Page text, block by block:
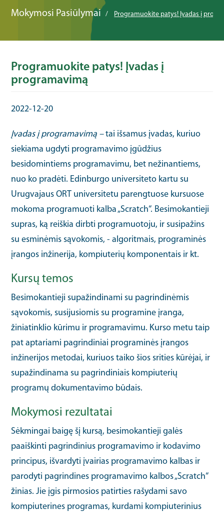
Mokymosi Pasiūlymai Programuokite patys! Įvadas į
Programuokite patys! Įvadas į
programavimą
2022-12-20
Įvadas į programavimą –tai išsamus įvadas, kuriuo
siekiama ugdyti programavimo įgūdžius
besidomintiems programavimu, bet nežinantiems,
nuo ko pradėti. Edinburgo universiteto kartu su
Urugvajaus ORT universitetu parengtuose kursuose
mokoma programuoti kalba „Scratch“. Besimokantieji
supras, ką reiškia dirbti programuotoju, ir susipažins
su esminėmis sąvokomis, - algoritmais, programinės
įrangos inžinerija, kompiuterių komponentais ir kt.
Kursų temos
Besimokantieji supažindinami su pagrindinėmis
sąvokomis, susijusiomis su programine įranga,
žiniatinklio kūrimu ir programavimu. Kurso metu taip
pat aptariami pagrindiniai programinės įrangos
inžinerijos metodai, kuriuos taiko šios srities kūrėjai, ir
supažindinama su pagrindiniais kompiuterių
programų dokumentavimo būdais.
Mokymosi rezultatai
Sėkmingai baigę šį kursą, besimokantieji galės
paaiškinti pagrindinius programavimo ir kodavimo
principus, išvardyti įvairias programavimo kalbas ir
parodyti pagrindines programavimo kalbos „Scratch“
žinias. Jie įgis pirmosios patirties rašydami savo
kompiuterines programas, kurdami kompiuterinius